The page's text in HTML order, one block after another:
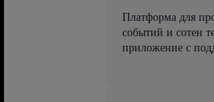
Платформа для
событий и сотен
приложение с